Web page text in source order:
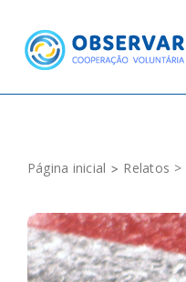
content
Página inicial Relatos